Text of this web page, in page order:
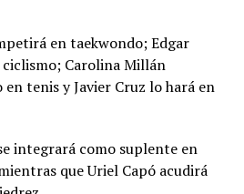
en taekwondo; Edgar
Carolina Millán
tenis y Javier Cruz lo hará en
integrará como suplente en
que Uriel Capó acudirá